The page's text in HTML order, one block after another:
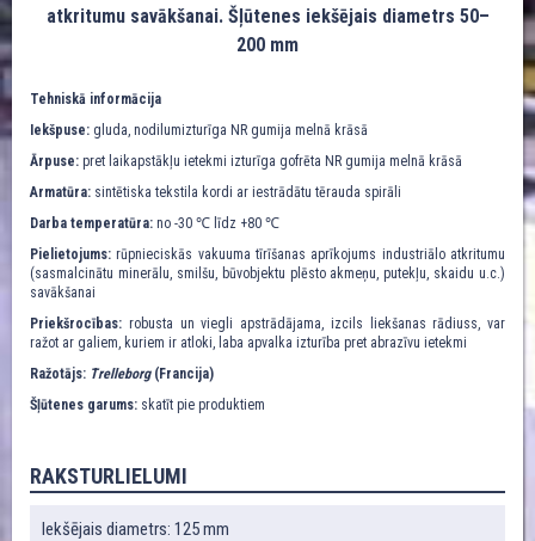
atkritumu savākšanai. Šļūtenes iekšējais diametrs 50–
200 mm
Tehniskā informācija
Iekšpuse: gluda, nodilumizturīga NR gumija melnā krāsā
Ārpuse: pret laikapstākļu ietekmi izturīga gofrēta NR gumija melnā krāsā
Armatūra: sintētiska tekstila kordi ar iestrādātu tērauda spirāli
Darba temperatūra: no -30 ℃ līdz +80 ℃
Pielietojums: rūpnieciskās vakuuma tīrīšanas aprīkojums industriālo atkritumu
(sasmalcinātu minerālu, smilšu, būvobjektu plēsto akmeņu, putekļu, skaidu u.c.)
savākšanai
Priekšrocības: robusta un viegli apstrādājama, izcils liekšanas rādiuss, var
ražot ar galiem, kuriem ir atloki, laba apvalka izturība pret abrazīvu ietekmi
Ražotājs: Trelleborg(Francija)
Šļūtenes garums: skatīt pie produktiem
RAKSTURLIELUMI
Iekšējais diametrs: 125 mm